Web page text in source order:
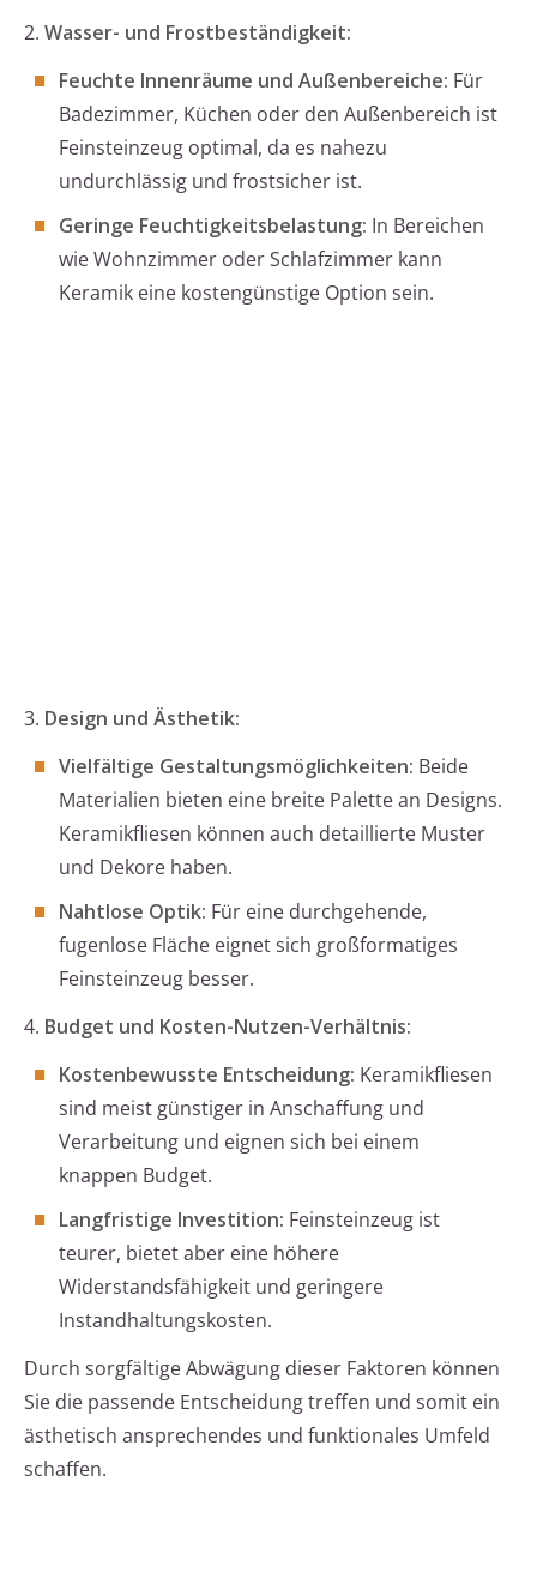
2. Wasser- und Frostbeständigkeit:
Feuchte Innenräume und Außenbereiche: Für
Badezimmer, Küchen oder den Außenbereich ist
Feinsteinzeug optimal, da es nahezu
undurchlässig und frostsicher ist.
Geringe Feuchtigkeitsbelastung: In Bereichen
wie Wohnzimmer oder Schlafzimmer kann
Keramik eine kostengünstige Option sein.
3. Design und Ästhetik:
Vielfältige Gestaltungsmöglichkeiten: Beide
Materialien bieten eine breite Palette an Designs.
Keramikfliesen können auch detaillierte Muster
und Dekore haben.
Nahtlose Optik: Für eine durchgehende,
fugenlose Fläche eignet sich großformatiges
Feinsteinzeug besser.
4. Budget und Kosten-Nutzen-Verhältnis:
Kostenbewusste Entscheidung: Keramikfliesen
sind meist günstiger in Anschaffung und
Verarbeitung und eignen sich bei einem
knappen Budget.
Langfristige Investition: Feinsteinzeug ist
teurer, bietet aber eine höhere
Widerstandsfähigkeit und geringere
Instandhaltungskosten.
Durch sorgfältige Abwägung dieser Faktoren können
Sie die passende Entscheidung treffen und somit ein
ästhetisch ansprechendes und funktionales Umfeld
schaffen.